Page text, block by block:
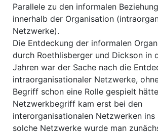
Parallele zu den informalen
innerhalb der Organisation
Netzwerke).
Die Entdeckung der informalen
durch Roethlisberger und Dickson in
Jahren war der Sache nach die
intraorganisationaler Netzwerke,
Begriff schon eine Rolle gespielt
Netzwerkbegriff kam erst bei den
interorganisationalen Netzwerken ins
solche Netzwerke wurde man